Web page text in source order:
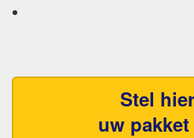
Stel
uw pakket